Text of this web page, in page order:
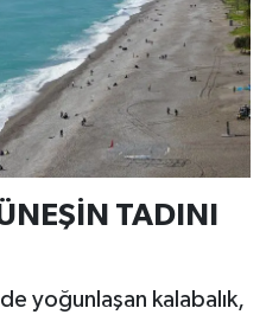
TADINI
yoğunlaşan kalabalık,